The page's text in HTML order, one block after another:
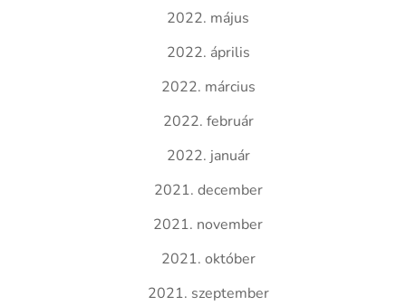
2022. május
2022. április
2022. március
2022. február
2022. január
2021. december
2021. november
2021. október
2021. szeptember